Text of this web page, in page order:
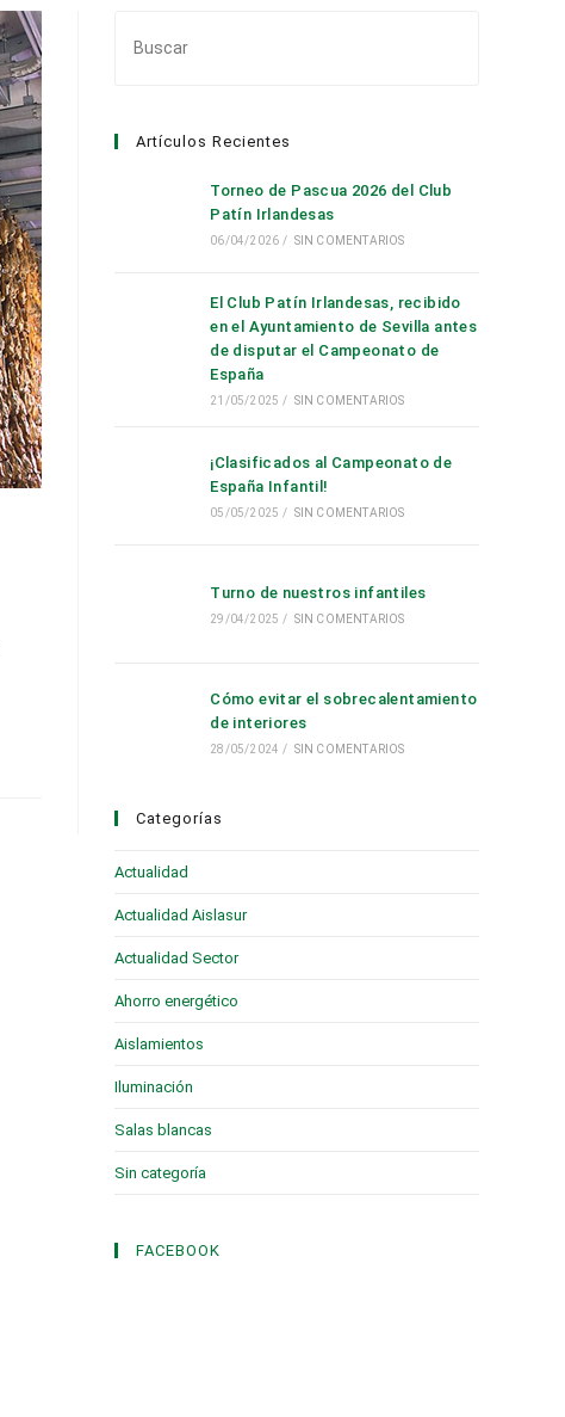
Artículos Recientes
Torneo de Pascua 2026 del Club
Patín Irlandesas
06/04/2026 / SIN COMENTARIOS
El Club Patín Irlandesas, recibido
en el Ayuntamiento de Sevilla antes
de disputar el Campeonato de
España
21/05/2025 / SIN COMENTARIOS
¡Clasificados al Campeonato de
España Infantil!
05/05/2025 / SIN COMENTARIOS
Turno de nuestros infantiles
29/04/2025 / SIN COMENTARIOS
Cómo evitar el sobrecalentamiento
de interiores
28/05/2024 / SIN COMENTARIOS
Categorías
Actualidad
Actualidad Aislasur
Actualidad Sector
Ahorro energético
Aislamientos
Iluminación
Salas blancas
Sin categoría
FACEBOOK